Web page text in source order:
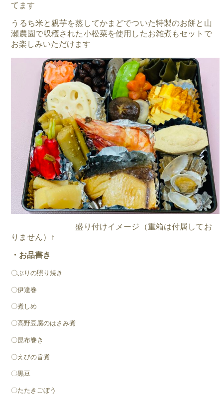
てます
うるち米と親芋を蒸してかまどでついた特製のお餅と山
瀬農園で収穫された小松菜を使用したお雑煮もセットで
お楽しみいただけます
盛り付けイメージ（重箱は付属してお
りません）↑
・お品書き
〇ぶりの照り焼き
〇伊達巻
〇煮しめ
〇高野豆腐のはさみ煮
〇昆布巻き
〇えびの旨煮
〇黒豆
〇たたきごぼう